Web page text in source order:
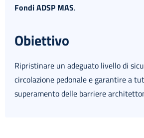
Fondi ADSP MAS.
Obiettivo
Ripristinare un adeguato livello di
circolazione pedonale e garantire a
superamento delle barriere